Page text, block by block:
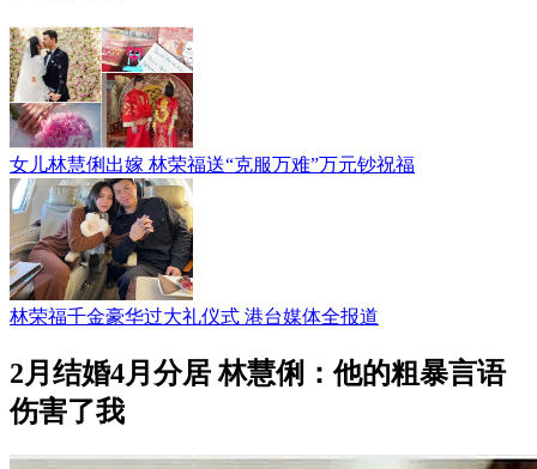
女儿林慧俐出嫁 林荣福送“克服万难”万元钞祝福
林荣福千金豪华过大礼仪式 港台媒体全报道
2月结婚4月分居 林慧俐：他的粗暴言语
伤害了我